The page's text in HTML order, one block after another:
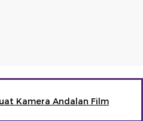
Kamera Andalan Film